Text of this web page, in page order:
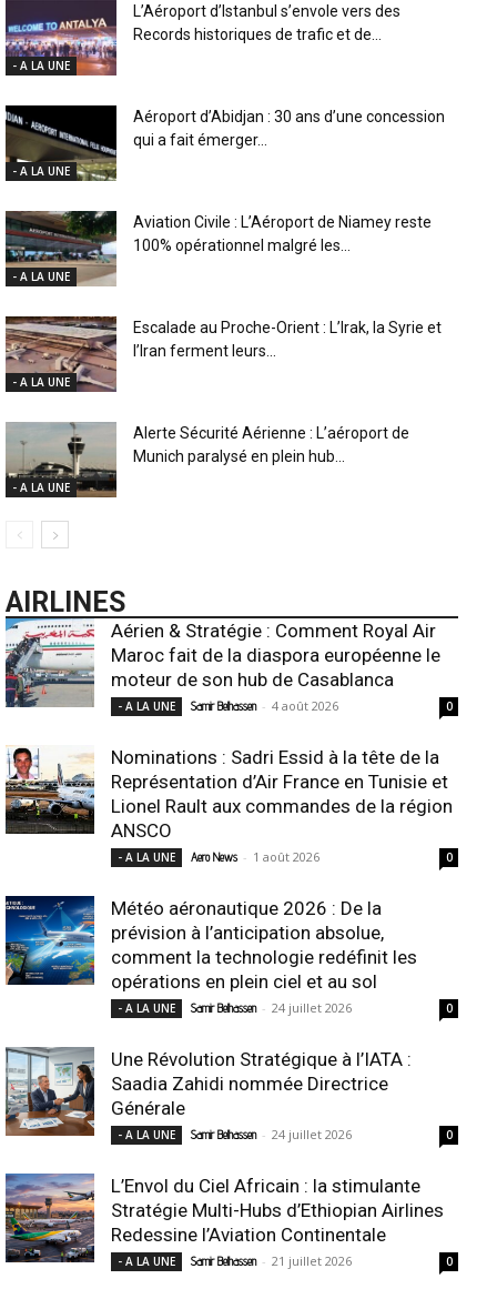
- A LA UNE
L’Aéroport d’Istanbul s’envole vers des
Records historiques de trafic et de...
- A LA UNE
Aéroport d’Abidjan : 30 ans d’une concession
qui a fait émerger...
- A LA UNE
Aviation Civile : L’Aéroport de Niamey reste
100% opérationnel malgré les...
- A LA UNE
Escalade au Proche-Orient : L’Irak, la Syrie et
l’Iran ferment leurs...
- A LA UNE
Alerte Sécurité Aérienne : L’aéroport de
Munich paralysé en plein hub...
AIRLINES
Aérien & Stratégie : Comment Royal Air
Maroc fait de la diaspora européenne le
moteur de son hub de Casablanca
- A LA UNE Samir Belhassen - 4 août 2026 0
Nominations : Sadri Essid à la tête de la
Représentation d’Air France en Tunisie et
Lionel Rault aux commandes de la région
ANSCO
- A LA UNE Aero News - 1 août 2026 0
Météo aéronautique 2026 : De la
prévision à l’anticipation absolue,
comment la technologie redéfinit les
opérations en plein ciel et au sol
- A LA UNE Samir Belhassen - 24 juillet 2026 0
Une Révolution Stratégique à l’IATA :
Saadia Zahidi nommée Directrice
Générale
- A LA UNE Samir Belhassen - 24 juillet 2026 0
L’Envol du Ciel Africain : la stimulante
Stratégie Multi-Hubs d’Ethiopian Airlines
Redessine l’Aviation Continentale
- A LA UNE Samir Belhassen - 21 juillet 2026 0